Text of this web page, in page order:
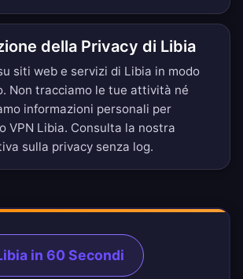
della Privacy di Libia
siti web e servizi di Libia in modo
Non tracciamo le tue attività né
informazioni personali per
VPN Libia. Consulta la nostra
sulla privacy senza log.
in 60 Secondi